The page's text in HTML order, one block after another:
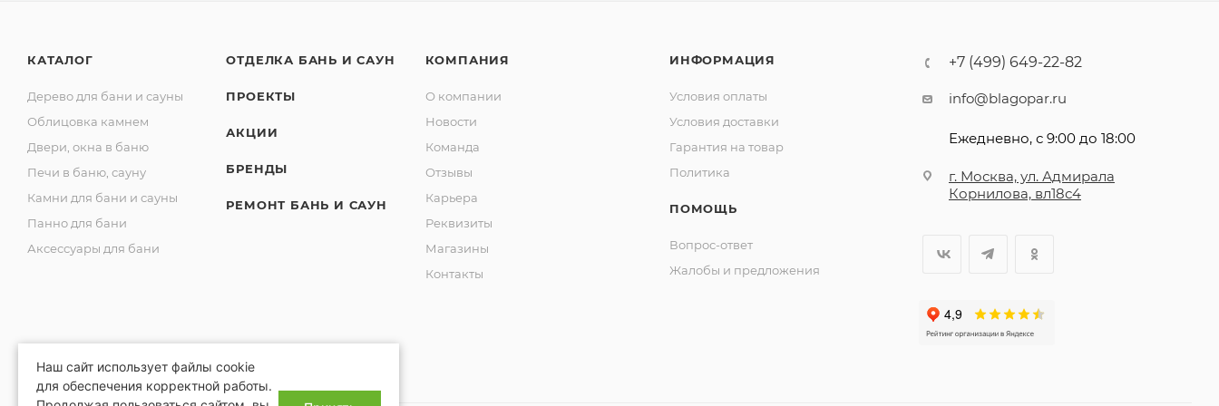
КАТАЛОГ
Дерево для бани и сауны
Облицовка камнем
Двери, окна в баню
Печи в баню, сауну
Камни для бани и сауны
Панно для бани
Аксессуары для бани
ОТДЕЛКА БАНЬ И САУН
ПРОЕКТЫ
АКЦИИ
БРЕНДЫ
РЕМОНТ БАНЬ И САУН
КОМПАНИЯ
О компании
Новости
Команда
Отзывы
Карьера
Реквизиты
Магазины
Контакты
ИНФОРМАЦИЯ
Условия оплаты
Условия доставки
Гарантия на товар
Политика
ПОМОЩЬ
Вопрос-ответ
Жалобы и предложения
+7 (499) 649-22-82
info@blagopar.ru
Ежедневно, с 9:00 до 18:00
г. Москва, ул. Адмирала
Корнилова, вл18с4
Наш сайт использует файлы cookie
для обеспечения корректной работы.